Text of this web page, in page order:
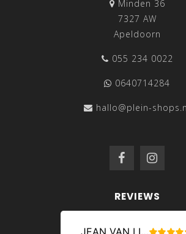
Minden 36
7327 AW
Apeldoorn
055 234 0022
0640714284
hallo@plein-
REVIEWS